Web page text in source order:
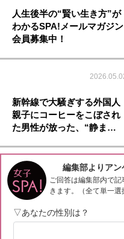
人生後半の“賢い生き方”が
わかるSPA!メールマガジン
会員募集中！
新幹線で大騒ぎする外国人
親子にコーヒーをこぼされ
た男性が放った、“静ま…